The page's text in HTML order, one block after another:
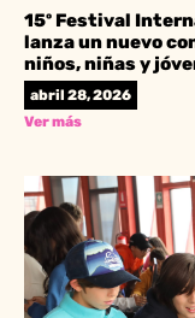
15º Festival
lanza un nuevo
niños, niñas y
abril 28, 2026
Ver más